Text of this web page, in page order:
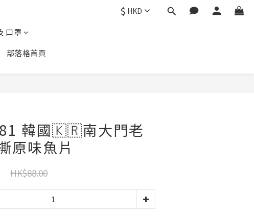
$ HKD
口罩
部落格首頁
韓國🇰🇷南大門老
原味魚片
HK$88.00